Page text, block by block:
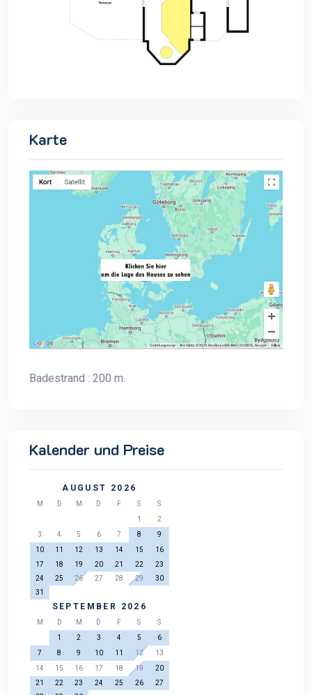
Karte
Badestrand : 200 m.
Kalender und Preise
AUGUST 2026
M D M D F S
S
1
2
3
4 5 6 7 8
9
10
11 12 13 14 15
16
17
18 19 20 21 22
23
24
25 26 27 28 29
30
31
SEPTEMBER 2026
M D M D F S
S
1
2 3 4 5
6
7
8 9 10 11 12
13
14
15 16 17 18 19
20
21
22 23 24 25 26
27